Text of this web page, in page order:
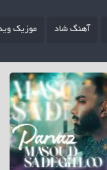
آهنگ شاد موزیک